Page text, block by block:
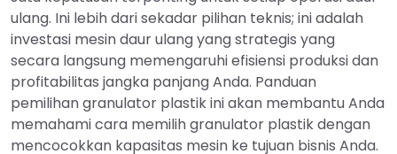
ulang. Ini lebih dari sekadar pilihan teknis; ini adalah
investasi mesin daur ulang yang strategis yang
secara langsung memengaruhi efisiensi produksi dan
profitabilitas jangka panjang Anda. Panduan
pemilihan granulator plastik ini akan membantu Anda
memahami cara memilih granulator plastik dengan
mencocokkan kapasitas mesin ke tujuan bisnis Anda.